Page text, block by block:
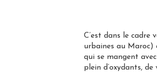
C’est dans le cadre
urbaines au Maroc)
qui se mangent
plein d’oxydants,